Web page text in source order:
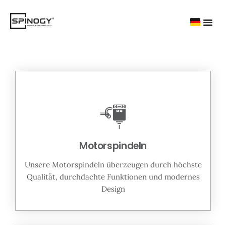
Motorspindeln
Unsere Motorspindeln überzeugen durch höchste
Qualität, durchdachte Funktionen und modernes
Design